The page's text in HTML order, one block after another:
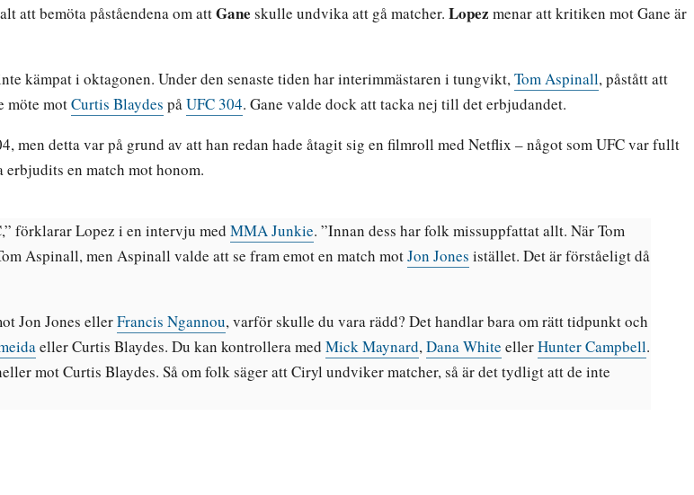
att bemöta påståendena om attGane skulle undvika att gå matcher. Lopez menar att kritiken mot Gane är
kämpat i oktagonen. Under den senaste tiden har interimmästaren i tungvikt,Tom Aspinall, påstått att
möte motCurtis Blaydes påUFC 304. Gane valde dock att tacka nej till det erbjudandet.
men detta var på grund av att han redan hade åtagit sig en filmroll med Netflix – något som UFC var fullt
erbjudits en match mot honom.
förklarar Lopez i en intervju med MMA Junkie. ”Innan dess har folk missuppfattat allt. När Tom
Aspinall, men Aspinall valde att se fram emot en match motJon Jones istället. Det är förståeligt då
Jon Jones ellerFrancis Ngannou, varför skulle du vara rädd? Det handlar bara om rätt tidpunkt och
eller Curtis Blaydes. Du kan kontrollera med Mick Maynard,Dana White ellerHunter Campbell.
mot Curtis Blaydes. Så om folk säger att Ciryl undviker matcher, så är det tydligt att de inte